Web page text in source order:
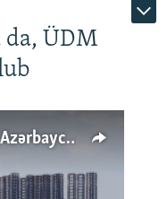
da, ÜDM
Cənubi Qafqazda ÜDM ən az Azərbaycanda artır: Qonşuları niyə Bakını qabaqlaya bilir?